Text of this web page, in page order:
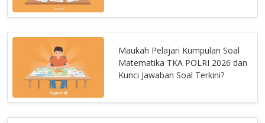
Maukah Pelajari Kumpulan Soal
Matematika TKA POLRI 2026 dan
Kunci Jawaban Soal Terkini?